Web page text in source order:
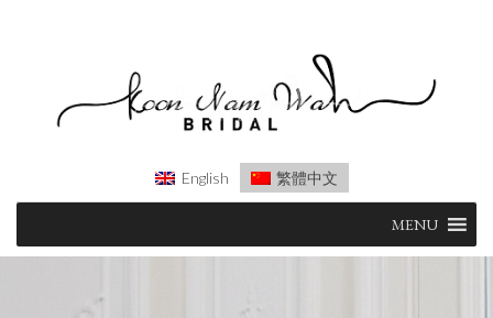
English 繁體中文
content
MENU